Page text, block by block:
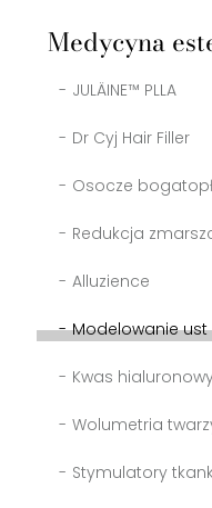
Medycyna
JULÄINE™ PLLA
Dr Cyj Hair Filler
Osocze
Redukcja
Alluzience
Modelowanie
Kwas
Wolumetria
Stymulatory